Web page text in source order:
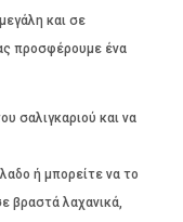
και σε
προσφέρουμε ένα
σαλιγκαριού και να
ή μπορείτε να το
βραστά λαχανικά,